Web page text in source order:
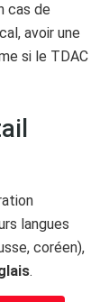
cas de
avoir une
si le TDAC
langues
coréen),
.